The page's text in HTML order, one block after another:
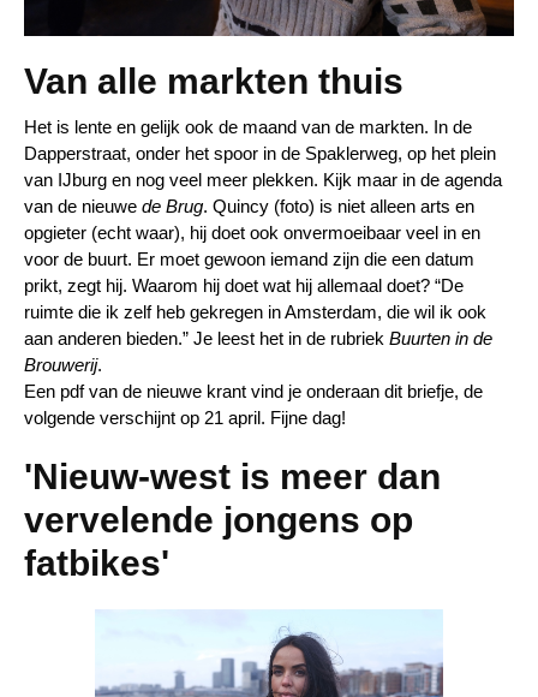
Van alle markten thuis
Het is lente en gelijk ook de maand van de markten. In de
Dapperstraat, onder het spoor in de Spaklerweg, op het plein
van IJburg en nog veel meer plekken. Kijk maar in de agenda
van de nieuwe de Brug. Quincy (foto) is niet alleen arts en
opgieter (echt waar), hij doet ook onvermoeibaar veel in en
voor de buurt. Er moet gewoon iemand zijn die een datum
prikt, zegt hij. Waarom hij doet wat hij allemaal doet? “De
ruimte die ik zelf heb gekregen in Amsterdam, die wil ik ook
aan anderen bieden.” Je leest het in de rubriek Buurten in de
Brouwerij.
Een pdf van de nieuwe krant vind je onderaan dit briefje, de
volgende verschijnt op 21 april . Fijne dag!
'Nieuw-west is meer dan
vervelende jongens op
fatbikes'